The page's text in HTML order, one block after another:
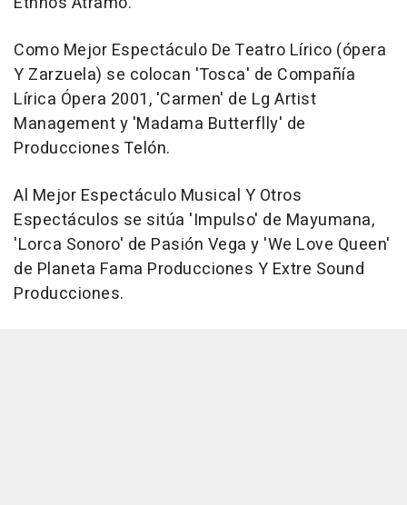
Como Mejor Espectáculo De Teatro Lírico (ópera
Y Zarzuela) se colocan 'Tosca' de Compañía
Lírica Ópera 2001, 'Carmen' de Lg Artist
Management y 'Madama Butterflly' de
Producciones Telón.
Al Mejor Espectáculo Musical Y Otros
Espectáculos se sitúa 'Impulso' de Mayumana,
'Lorca Sonoro' de Pasión Vega y 'We Love Queen'
de Planeta Fama Producciones Y Extre Sound
Producciones.